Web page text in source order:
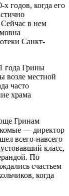
годов, когда его
в нем
Санкт-
года Грины
возле местной
часто
храма
Гринам
— директор
всего-навсего
класс,
По
счастьем
когда